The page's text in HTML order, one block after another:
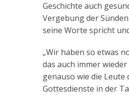
Geschichte auch
Vergebung der
seine Worte spricht
„Wir haben so etwas
das auch immer
genauso wie die Leute
Gottesdienste in der